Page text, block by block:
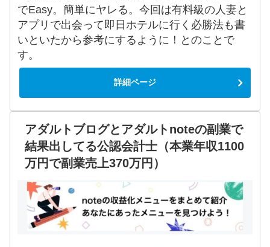
でEasy。簡単にヤレる。今回は有料級の人妻と
アプリで出会って即日ホテルに行く必勝法も書
いといたから参考にするように！とのことで
す。
詳細ページ
アダルトブログとアダルトnoteの副業で
結果出してる公認会計士（本業年収1100
万円で副業売上370万円）